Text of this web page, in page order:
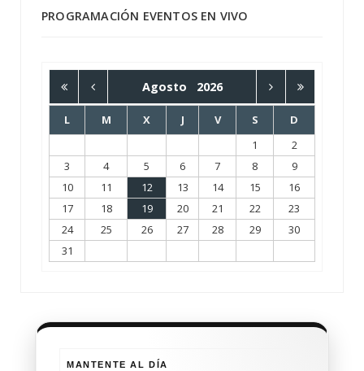
PROGRAMACIÓN EVENTOS EN VIVO
Agosto 2026
L M X J V S
D
1
2
3
4 5 6 7 8
9
10
11 12 13 14 15
16
17
18 19 20 21 22
23
24
25 26 27 28 29
30
31
MANTENTE AL DÍA